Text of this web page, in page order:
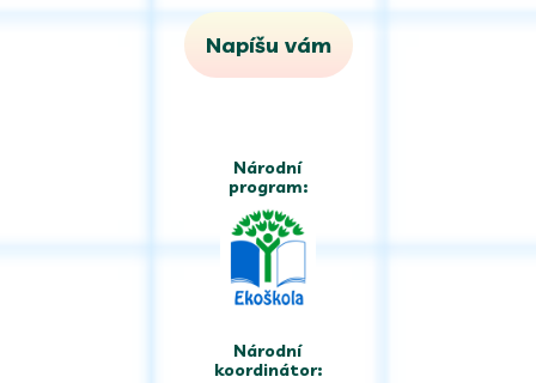
Napíšu vám
Národní
program:
Národní
koordinátor: